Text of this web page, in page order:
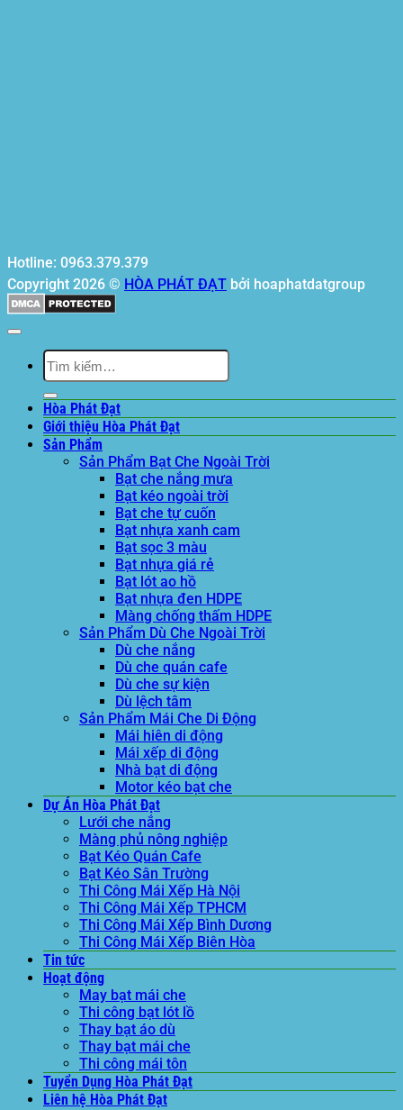
Hotline: 0963.379.379
Copyright 2026 © HÒA PHÁT ĐẠT bởi hoaphatdatgroup
Tìm
kiếm:
Hòa Phát Đạt
Giới thiệu Hòa Phát Đạt
Sản Phẩm
Sản Phẩm Bạt Che Ngoài Trời
Bạt che nắng mưa
Bạt kéo ngoài trời
Bạt che tự cuốn
Bạt nhựa xanh cam
Bạt sọc 3 màu
Bạt nhựa giá rẻ
Bạt lót ao hồ
Bạt nhựa đen HDPE
Màng chống thấm HDPE
Sản Phẩm Dù Che Ngoài Trời
Dù che nắng
Dù che quán cafe
Dù che sự kiện
Dù lệch tâm
Sản Phẩm Mái Che Di Động
Mái hiên di động
Mái xếp di động
Nhà bạt di động
Motor kéo bạt che
Dự Án Hòa Phát Đạt
Lưới che nắng
Màng phủ nông nghiệp
Bạt Kéo Quán Cafe
Bạt Kéo Sân Trường
Thi Công Mái Xếp Hà Nội
Thi Công Mái Xếp TPHCM
Thi Công Mái Xếp Bình Dương
Thi Công Mái Xếp Biên Hòa
Tin tức
Hoạt động
May bạt mái che
Thi công bạt lót lồ
Thay bạt áo dù
Thay bạt mái che
Thi công mái tôn
Tuyển Dụng Hòa Phát Đạt
Liên hệ Hòa Phát Đạt